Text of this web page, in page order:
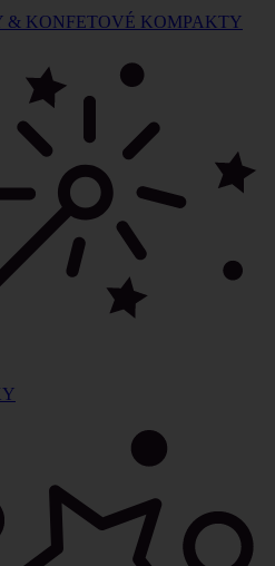
& KONFETOVÉ KOMPAKTY